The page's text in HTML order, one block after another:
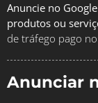
Anuncie no
produtos ou
de tráfego pago
Anunciar